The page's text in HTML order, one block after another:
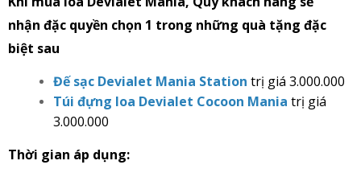
nhận đặc quyền chọn 1 trong những quà tặng đặc
biệt sau
Đế sạc Devialet Mania Station trị giá 3.000.000
Túi đựng loa Devialet Cocoon Mania trị giá
3.000.000
Thời gian áp dụng: